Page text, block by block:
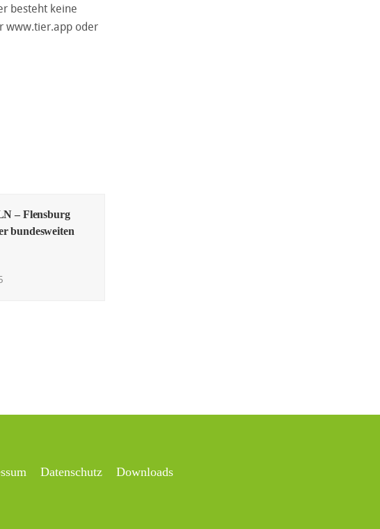
besteht keine
www.tier.app oder
– Flensburg
bundesweiten
Datenschutz Downloads